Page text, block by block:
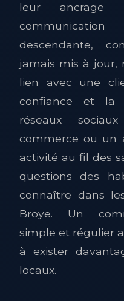
leur ancrage
descendante,
jamais mis à jour,
lien avec une
confiance et la
réseaux
commerce ou un
activité au fil des
questions des
connaître dans
Broye. Un
simple et régulier
à exister
locaux.